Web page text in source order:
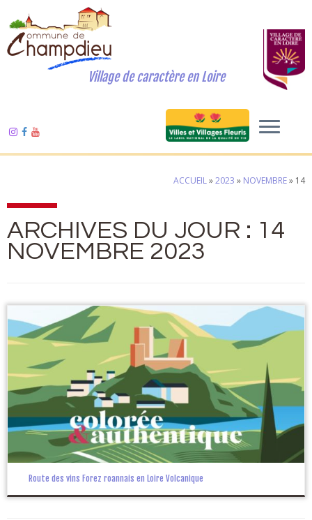
Village de caractère en Loire
ACCUEIL»2023 » NOVEMBRE» 14
ARCHIVES DU JOUR : 14
NOVEMBRE 2023
Route des vins Forez roannais en Loire Volcanique